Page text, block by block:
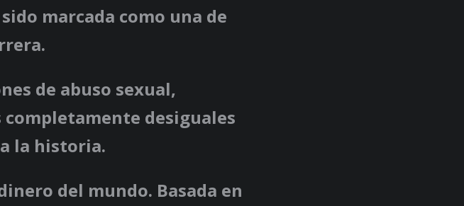
marcada como una de
de abuso sexual,
desiguales
la historia.
del mundo. Basada en